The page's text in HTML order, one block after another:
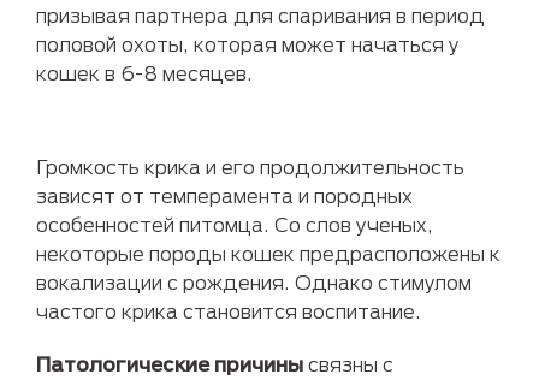
призывая партнера для спаривания в период
половой охоты, которая может начаться у
кошек в 6-8 месяцев.
Громкость крика и его продолжительность
зависят от темперамента и породных
особенностей питомца. Со слов ученых,
некоторые породы кошек предрасположены к
вокализации с рождения. Однако стимулом
частого крика становится воспитание.
Патологические причины связны с